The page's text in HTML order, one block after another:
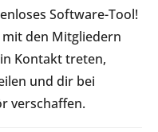
Software-Tool!
den Mitgliedern
Kontakt treten,
und dir bei
verschaffen.